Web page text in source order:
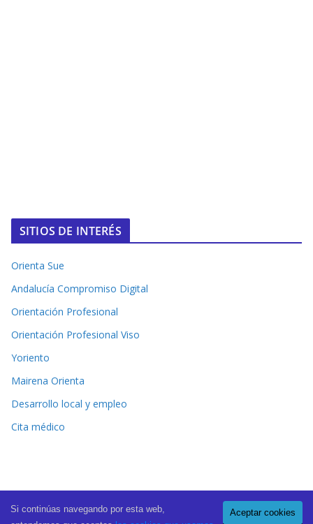
SITIOS DE INTERÉS
Orienta Sue
Andalucía Compromiso Digital
Orientación Profesional
Orientación Profesional Viso
Yoriento
Mairena Orienta
Desarrollo local y empleo
Cita médico
Copyright © 2026 El Periódico de Mairena . All rights reserved.
Aceptar cookies
Si continúas navegando por esta web,